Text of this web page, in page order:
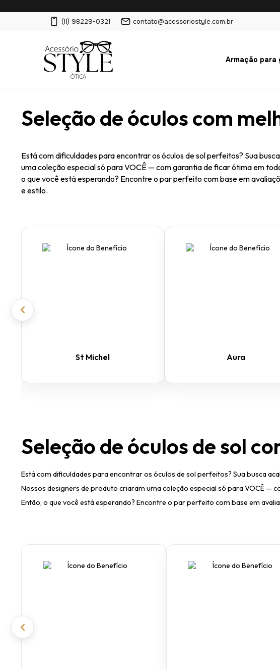
(11) 98229-0321 contato@acessoriostyle.com.br
Armação para
Seleção de óculos com
Está com dificuldades para encontrar os óculos de sol perfeitos? Sua
uma coleção especial só para VOCÊ — com garantia de ficar ótima em
o que você está esperando? Encontre o par perfeito com base em
e estilo.
St Michel Aura
Seleção de óculos de sol
Está com dificuldades para encontrar os óculos de sol perfeitos? Sua busca
Nossos designers de produto criaram uma coleção especial só para VOCÊ
Então, o que você está esperando? Encontre o par perfeito com base em